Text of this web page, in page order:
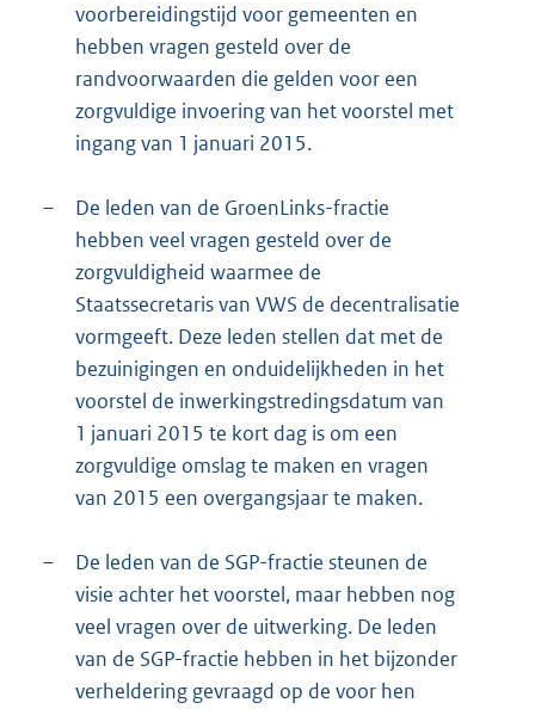
voorbereidingstijd voor gemeenten en
hebben vragen gesteld over de
randvoorwaarden die gelden voor een
zorgvuldige invoering van het voorstel met
ingang van 1 januari 2015.
–
De leden van de GroenLinks-fractie
hebben veel vragen gesteld over de
zorgvuldigheid waarmee de
Staatssecretaris van VWS de decentralisatie
vormgeeft. Deze leden stellen dat met de
bezuinigingen en onduidelijkheden in het
voorstel de inwerkingstredingsdatum van
1 januari 2015 te kort dag is om een
zorgvuldige omslag te maken en vragen
van 2015 een overgangsjaar te maken.
–
De leden van de SGP-fractie steunen de
visie achter het voorstel, maar hebben nog
veel vragen over de uitwerking. De leden
van de SGP-fractie hebben in het bijzonder
verheldering gevraagd op de voor hen